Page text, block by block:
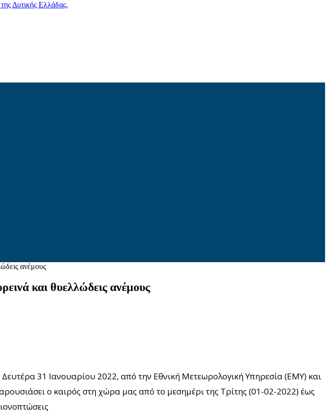
Δυτικής Ελλάδας.
ανέμους
και θυελλώδεις ανέμους
31 Ιανουαρίου 2022, από την Εθνική Μετεωρολογική Υπηρεσία (ΕΜΥ) και
ο καιρός στη χώρα μας από το μεσημέρι της Τρίτης (01-02-2022) έως